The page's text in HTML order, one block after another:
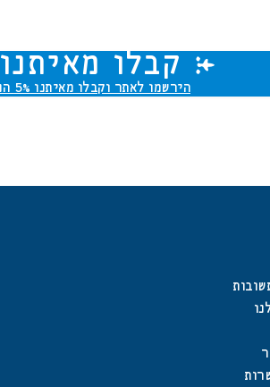
קבלו מאיתנו 5% הנחה
הירשמו לאתר וקבלו מאיתנו 5% הנחה